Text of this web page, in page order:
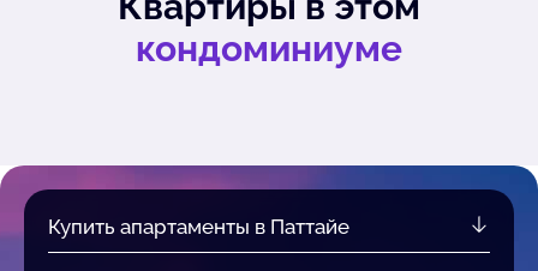
кондоминиуме
Купить апартаменты в Паттайе